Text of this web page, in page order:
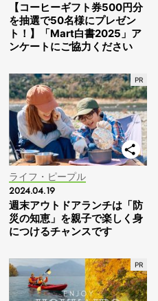
【コーヒーギフト券500円分
を抽選で50名様にプレゼン
ト！】「Mart白書2025」ア
ンケートにご協力ください
ライフ・ピープル
2024.04.19
週末アウトドアランチは「防
災の知恵」を親子で楽しく身
につけるチャンスです